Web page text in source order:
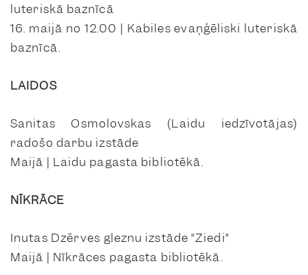
luteriskā baznīcā
16. maijā no 12.00 | Kabiles evaņģēliski luteriskā
baznīcā.
LAIDOS
Sanitas Osmolovskas (Laidu iedzīvotājas)
radošo darbu izstāde
Maijā | Laidu pagasta bibliotēkā.
NĪKRĀCE
Inutas Dzērves gleznu izstāde “Ziedi”
Maijā | Nīkrāces pagasta bibliotēkā.